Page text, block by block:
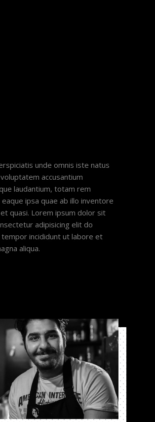
unde omnis iste natus
accusantium
laudantium, totam rem
eaque ipsa quae ab illo inventore
quasi. Lorem ipsum dolor sit
adipisicing elit do
tempor incididunt ut labore et
aliqua.